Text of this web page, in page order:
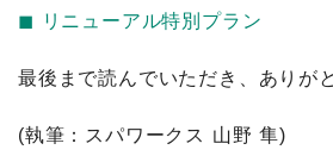
◼︎ リニューアル特別プラン
最後まで読んでいただき、ありが
(執筆：スパワークス 山野 隼)